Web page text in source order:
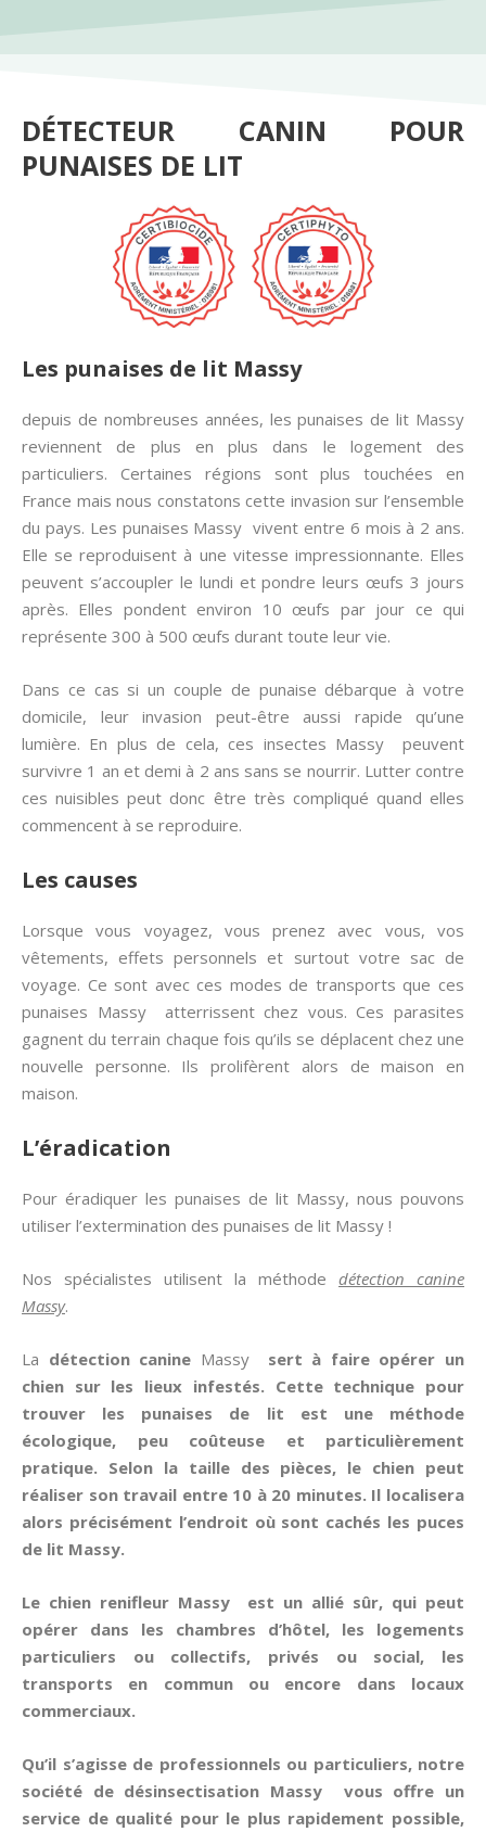
DÉTECTEUR CANIN POUR
PUNAISES DE LIT
Les punaises de lit Massy
depuis de nombreuses années, les punaises de lit Massy
reviennent de plus en plus dans le logement des
particuliers. Certaines régions sont plus touchées en
France mais nous constatons cette invasion sur l’ensemble
du pays. Les punaises Massy vivent entre 6 mois à 2 ans.
Elle se reproduisent à une vitesse impressionnante. Elles
peuvent s’accoupler le lundi et pondre leurs œufs 3 jours
après. Elles pondent environ 10 œufs par jour ce qui
représente 300 à 500 œufs durant toute leur vie.
Dans ce cas si un couple de punaise débarque à votre
domicile, leur invasion peut-être aussi rapide qu’une
lumière. En plus de cela, ces insectes Massy peuvent
survivre 1 an et demi à 2 ans sans se nourrir. Lutter contre
ces nuisibles peut donc être très compliqué quand elles
commencent à se reproduire.
Les causes
Lorsque vous voyagez, vous prenez avec vous, vos
vêtements, effets personnels et surtout votre sac de
voyage. Ce sont avec ces modes de transports que ces
punaises Massy atterrissent chez vous. Ces parasites
gagnent du terrain chaque fois qu’ils se déplacent chez une
nouvelle personne. Ils prolifèrent alors de maison en
maison.
L’éradication
Pour éradiquer les punaises de lit Massy, nous pouvons
utiliser l’extermination des punaises de lit Massy !
Nos spécialistes utilisent la méthode détection canine
Massy.
La détection canine Massy sert à faire opérer un
chien sur les lieux infestés. Cette technique pour
trouver les punaises de lit est une méthode
écologique, peu coûteuse et particulièrement
pratique. Selon la taille des pièces, le chien peut
réaliser son travail entre 10 à 20 minutes. Il localisera
alors précisément l’endroit où sont cachés les puces
de lit Massy.
Le chien renifleur Massy est un allié sûr, qui peut
opérer dans les chambres d’hôtel, les logements
particuliers ou collectifs, privés ou social, les
transports en commun ou encore dans locaux
commerciaux.
Qu’il s’agisse de professionnels ou particuliers, notre
société de désinsectisation Massy vous offre un
service de qualité pour le plus rapidement possible,